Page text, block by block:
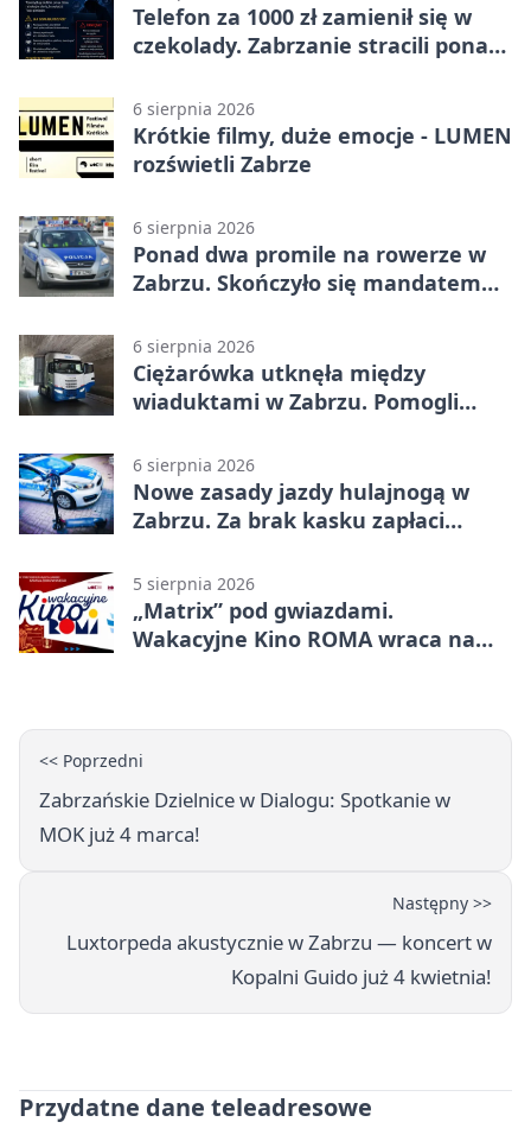
Telefon za 1000 zł zamienił się w
czekolady. Zabrzanie stracili ponad
6 sierpnia 2026
Krótkie filmy, duże emocje - LUMEN
rozświetli Zabrze
6 sierpnia 2026
Ponad dwa promile na rowerze w
Zabrzu. Skończyło się mandatem
6 sierpnia 2026
Ciężarówka utknęła między
wiaduktami w Zabrzu. Pomogli
6 sierpnia 2026
Nowe zasady jazdy hulajnogą w
Zabrzu. Za brak kasku zapłaci
5 sierpnia 2026
„Matrix” pod gwiazdami.
Wakacyjne Kino ROMA wraca na
<< Poprzedni
Zabrzańskie Dzielnice w Dialogu: Spotkanie w
MOK już 4 marca!
Następny >>
Luxtorpeda akustycznie w Zabrzu — koncert w
Kopalni Guido już 4 kwietnia!
Przydatne dane teleadresowe